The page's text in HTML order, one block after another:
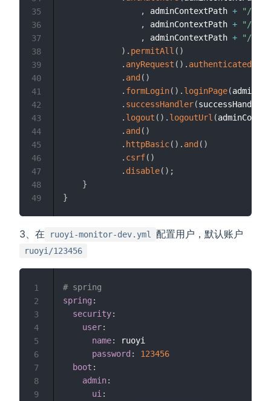
,
adminContextPath +
"/
,
adminContextPath +
"/
,
adminContextPath +
"/
) . permitAll ( )
. anyRequest ( ) . authenticated
. and ( )
. formLogin( ) . loginPage(
. successHandler(successHandler
. logout ( ) . logoutUrl (
. and ( )
. httpBasic( ) . and ( )
. csrf( )
. disable( ) ;
}
}
35
36
37
38
39
40
41
42
43
44
45
46
47
48
49
3、在 ruoyi-monitor-dev.yml 配置用户，默认账户
ruoyi/123456
# spring
spring :
security:
user:
name:
ruoyi
password :
123456
boot :
admin:
ui :
1
2
3
4
5
6
7
8
9